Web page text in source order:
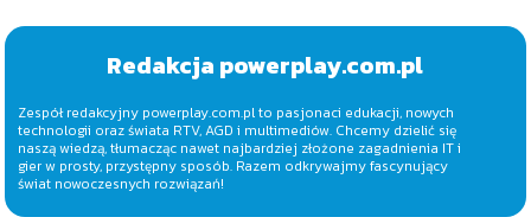
Redakcja powerplay.com.pl
Zespół redakcyjny powerplay.com.pl to pasjonaci edukacji, nowych
technologii oraz świata RTV, AGD i multimediów. Chcemy dzielić się
naszą wiedzą, tłumacząc nawet najbardziej złożone zagadnienia IT i
gier w prosty, przystępny sposób. Razem odkrywajmy fascynujący
świat nowoczesnych rozwiązań!